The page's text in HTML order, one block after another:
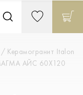
Керамогранит Italon
АЙС 60X120